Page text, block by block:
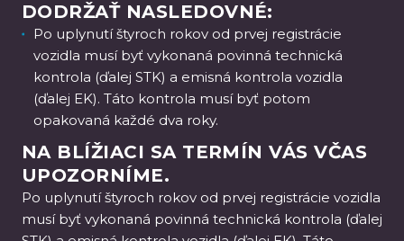
DODRŽAŤ NASLEDOVNÉ:
Po uplynutí štyroch rokov od prvej registrácie
vozidla musí byť vykonaná povinná technická
kontrola (ďalej STK) a emisná kontrola vozidla
(ďalej EK). Táto kontrola musí byť potom
opakovaná každé dva roky.
NA BLÍŽIACI SA TERMÍN VÁS VČAS
UPOZORNÍME.
Po uplynutí štyroch rokov od prvej registrácie vozidla
musí byť vykonaná povinná technická kontrola (ďalej